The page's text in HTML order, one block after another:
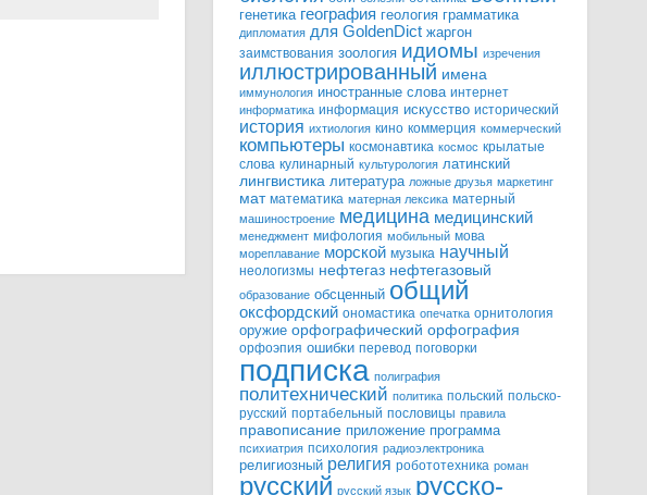
генетика география геология грамматика
дипломатия для GoldenDict жаргон
заимствования зоология идиомы изречения
иллюстрированный имена
иммунология иностранные слова интернет
информатика информация искусство исторический
история ихтиология кино коммерция коммерческий
компьютеры космонавтика космос крылатые
слова кулинарный культурология латинский
лингвистика литература ложные друзья маркетинг
мат математика матерная лексика матерный
машиностроение медицина медицинский
менеджмент мифология мобильный мова
мореплавание морской музыка научный
неологизмы нефтегаз нефтегазовый
образование обсценный общий
оксфордский ономастика опечатка орнитология
оружие орфографический орфография
орфоэпия ошибки перевод поговорки
подписка полиграфия
политехнический политика польский польско-
русский портабельный пословицы правила
правописание приложение программа
психиатрия психология радиоэлектроника
религиозный религия робототехника роман
русский русский язык русско-